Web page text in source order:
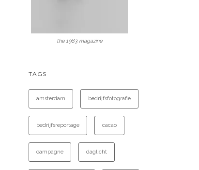
the 1983 magazine
TAGS
amsterdam bedrijfsfotografie
bedrijfsreportage cacao
campagne daglicht